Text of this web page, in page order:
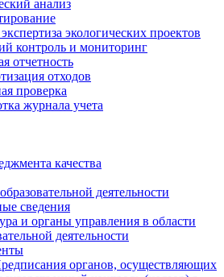
анализ
экологических проектов
контроль и мониторинг
отчетность
отходов
проверка
журнала учета
качества
деятельности
сведения
и органы управления в области
деятельности
органов, осуществляющих